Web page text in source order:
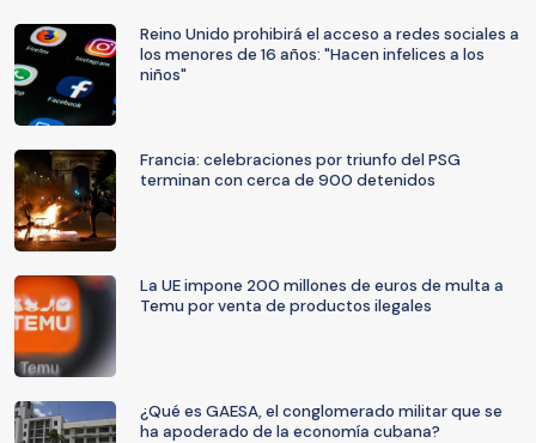
Reino Unido prohibirá el acceso a redes sociales a
los menores de 16 años: "Hacen infelices a los
niños"
Francia: celebraciones por triunfo del PSG
terminan con cerca de 900 detenidos
La UE impone 200 millones de euros de multa a
Temu por venta de productos ilegales
¿Qué es GAESA, el conglomerado militar que se
ha apoderado de la economía cubana?